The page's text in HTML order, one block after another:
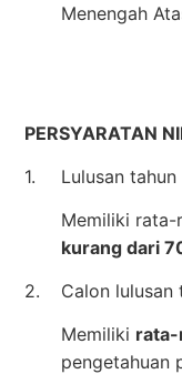
Menengah
PERSYARATAN
1.
Lulusan
Memiliki rata-
kurang dari
2.
Calon lulusan
Memiliki rata-
pengetahuan